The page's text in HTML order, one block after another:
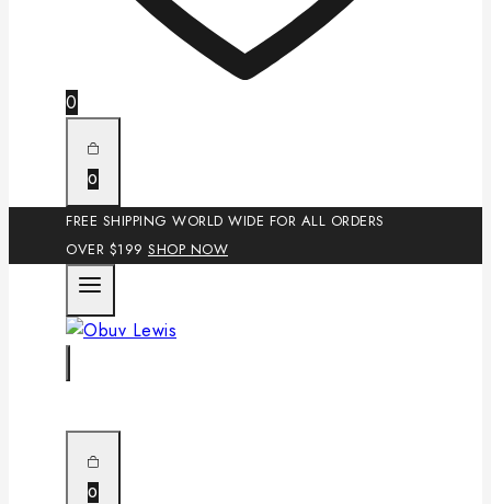
0
0
FREE SHIPPING WORLD WIDE FOR ALL ORDERS
OVER $199 SHOP NOW
0